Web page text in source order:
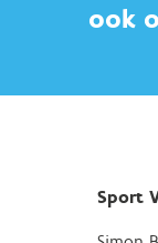
ook
Sport